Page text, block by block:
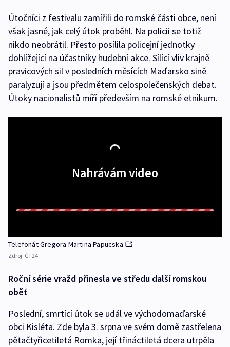
Útočníci z festivalu zamířili do romské části obce, není
však jasné, jak celý útok proběhl. Na policii se totiž
nikdo neobrátil. Přesto posílila policejní jednotky
dohlížející na účastníky hudební akce. Sílící vliv krajně
pravicových sil v posledních měsících Maďarsko sině
paralyzují a jsou předmětem celospolečenských debat.
Útoky nacionalistů míří především na romské etnikum.
Nahrávám video
Telefonát Gregora Martina Papucska
Zdroj: ČT24
Roční série vražd přinesla ve středu další romskou
oběť
Poslední, smrtící útok se udál ve východomaďarské
obci Kisléta. Zde byla 3. srpna ve svém domě zastřelena
pětačtyřicetiletá Romka, její třináctiletá dcera utrpěla